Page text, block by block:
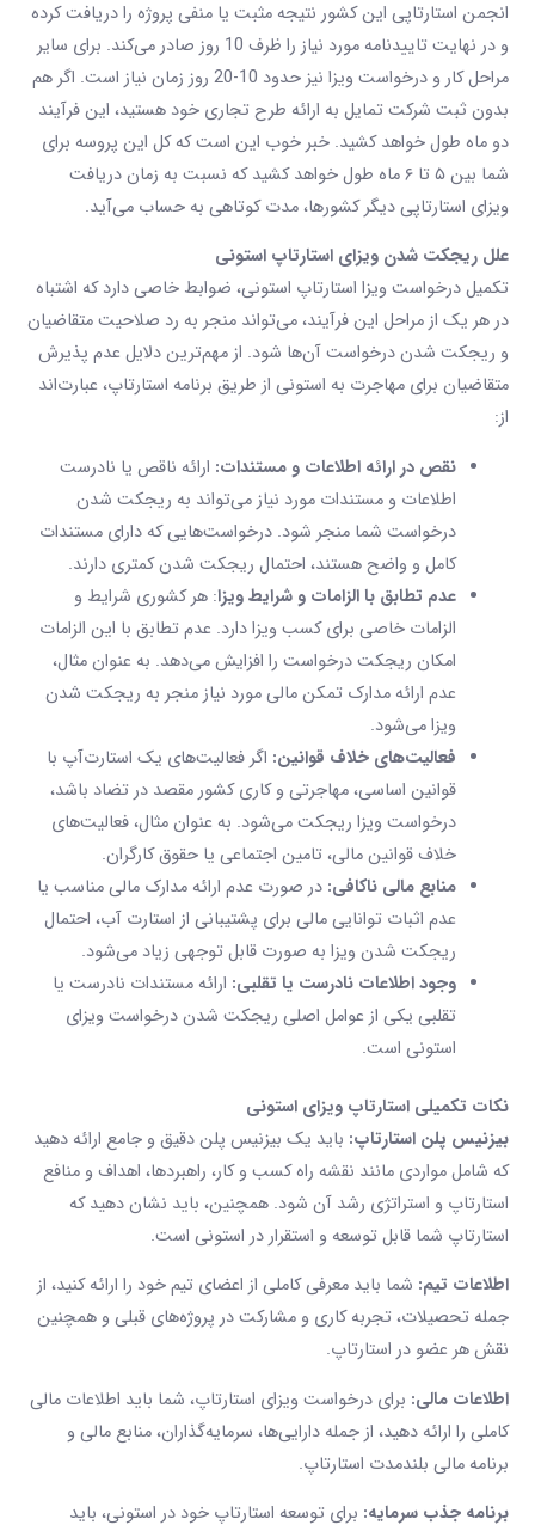
انجمن استارتاپی این کشور نتیجه مثبت یا منفی پروژه را دریافت کرده
و در نهایت تاییدنامه مورد نیاز را ظرف 10 روز صادر می‌کند. برای سایر
مراحل کار و درخواست ویزا نیز حدود 10-20 روز زمان نیاز است. اگر هم
بدون ثبت شرکت تمایل به ارائه طرح تجاری خود هستید، این فرآیند
دو ماه طول خواهد کشید. خبر خوب این است که کل این پروسه برای
شما بین ۵ تا ۶ ماه طول خواهد کشید که نسبت به زمان دریافت
ویزای استارتاپی دیگر کشورها، مدت کوتاهی به حساب می‎‌آید.
علل ریجکت شدن ویزای استارتاپ استونی
تکمیل درخواست ویزا استارتاپ استونی، ضوابط خاصی دارد که اشتباه
در هر یک از مراحل این فرآیند، می‌تواند منجر به رد صلاحیت متقاضیان
و ریجکت شدن درخواست آن‌ها شود. از مهم‌ترین دلایل عدم پذیرش
متقاضیان برای مهاجرت به استونی از طریق برنامه استارتاپ، عبارت‌‌اند
از:
نقص در ارائه اطلاعات و مستندات: ارائه ناقص یا نادرست
اطلاعات و مستندات مورد نیاز می‌تواند به ریجکت شدن
درخواست شما منجر شود. درخواست‌هایی که دارای مستندات
کامل و واضح هستند، احتمال ریجکت شدن کمتری دارند.
عدم تطابق با الزامات و شرایط ویزا: هر کشوری شرایط و
الزامات خاصی برای کسب ویزا دارد. عدم تطابق با این الزامات
امکان ریجکت درخواست را افزایش می‌دهد. به عنوان مثال،
عدم ارائه مدارک تمکن مالی مورد نیاز منجر به ریجکت شدن
ویزا می‌شود.
فعالیت‌های خلاف قوانین: اگر فعالیت‌های یک استارت‌آپ با
قوانین اساسی، مهاجرتی و کاری کشور مقصد در تضاد باشد،
درخواست ویزا ریجکت می‌شود. به عنوان مثال، فعالیت‌های
خلاف قوانین مالی، تامین اجتماعی یا حقوق کارگران.
منابع مالی ناکافی: در صورت عدم ارائه مدارک مالی مناسب یا
عدم اثبات توانایی مالی برای پشتیبانی از استارت آب، احتمال
ریجکت شدن ویزا به صورت قابل توجهی زیاد می‌شود.
وجود اطلاعات نادرست یا تقلبی: ارائه مستندات نادرست یا
تقلبی یکی از عوامل اصلی ریجکت شدن درخواست ویزای
استونی است.
نکات تکمیلی استارتاپ ویزای استونی
بیزنیس پلن استارتاپ: باید یک بیزنیس پلن دقیق و جامع ارائه دهید
که شامل مواردی مانند نقشه راه کسب و کار، راهبردها، اهداف و منافع
استارتاپ و استراتژی رشد آن شود. همچنین، باید نشان دهید که
استارتاپ شما قابل توسعه و استقرار در استونی است.
اطلاعات تیم: شما باید معرفی کاملی از اعضای تیم خود را ارائه کنید، از
جمله تحصیلات، تجربه کاری و مشارکت در پروژه‌های قبلی و همچنین
نقش هر عضو در استارتاپ.
اطلاعات مالی: برای درخواست ویزای استارتاپ، شما باید اطلاعات مالی
کاملی را ارائه دهید، از جمله دارایی‌ها، سرمایه‌گذاران، منابع مالی و
برنامه مالی بلندمدت استارتاپ.
برنامه جذب سرمایه: برای توسعه استارتاپ خود در استونی، باید